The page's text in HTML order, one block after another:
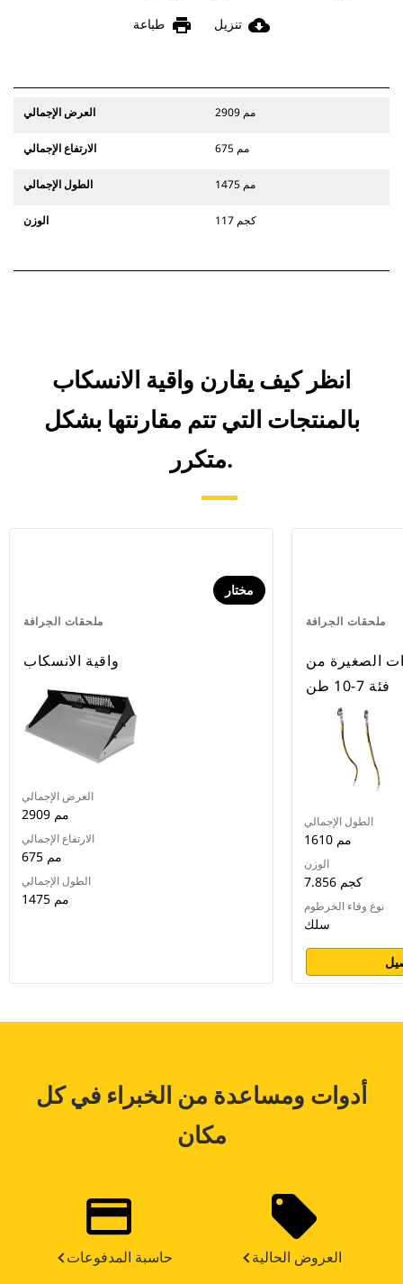
cloud_download تنزيل print طباعة
العرض الإجمالي 2909 مم
الارتفاع الإجمالي 675 مم
الطول الإجمالي 1475 مم
الوزن 117 كجم
انظر كيف يقارن واقية الانسكاب
بالمنتجات التي تتم مقارنتها بشكل
متكرر.
ملحقات الجرافة
مختار
واقية الانسكاب
العرض الإجمالي
2909 مم
الارتفاع الإجمالي
675 مم
الطول الإجمالي
1475 مم
ملحقات الجرافة
الصغيرة من
فئة 7-10 طن
الطول الإجمالي
1610 مم
الوزن
7.856 كجم
نوع وقاء الخرطوم
سلك
أدوات ومساعدة من الخبراء في كل
مكان
حاسبة المدفوعات العروض الحالية